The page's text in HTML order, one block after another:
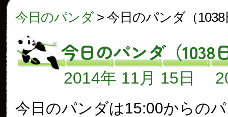
今日のパンダ> 今日のパンダ（1038
今日のパンダ（1038
2014年 11月 15日
今日のパンダは15:00からの